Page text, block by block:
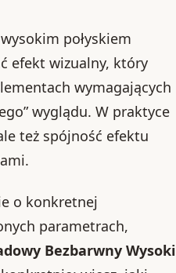
połyskiem
efekt wizualny, który
wymagających
wyglądu. W praktyce
też spójność efektu
o konkretnej
parametrach,
Bezbarwny Wysoki